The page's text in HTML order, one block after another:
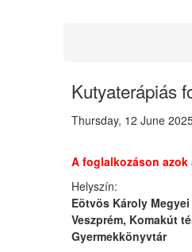
Kutyaterápiás
Thursday, 12 June
A foglalkozáson
Helyszín:
Eötvös Károly
Veszprém, Komakút
Gyermekkönyvtár